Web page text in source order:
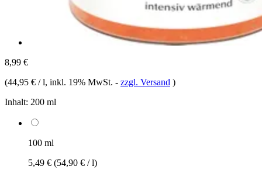
8,99 €
(44,95 € / l, inkl. 19% MwSt. - zzgl. Versand )
Inhalt: 200 ml
100 ml
5,49 € (54,90 € / l)